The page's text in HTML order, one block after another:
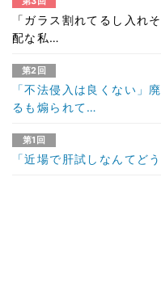
「ガラス割れてるし入れ
配な私…
第2回
「不法侵入は良くない」
るも煽られて…
第1回
「近場で肝試しなんてど